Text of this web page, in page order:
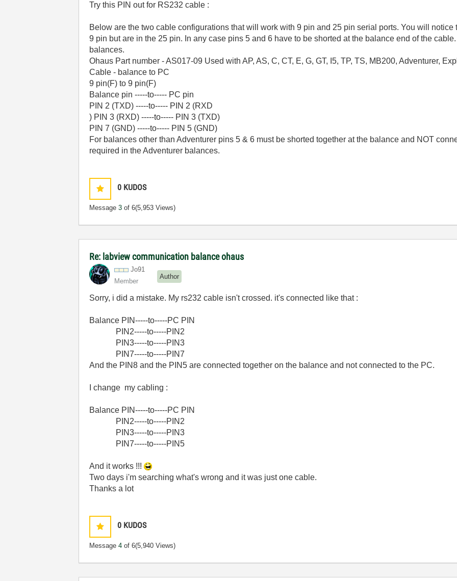
Try this PIN out for RS232 cable :
Below are the two cable configurations that will work with 9 pin and 25 pin serial ports. You will
9 pin but are in the 25 pin. In any case pins 5 and 6 have to be shorted at the balance end of the
balances.
Ohaus Part number - AS017-09 Used with AP, AS, C, CT, E, G, GT, I5, TP, TS, MB200, Adventurer,
Cable - balance to PC
9 pin(F) to 9 pin(F)
Balance pin -----to----- PC pin
PIN 2 (TXD) -----to----- PIN 2 (RXD
) PIN 3 (RXD) -----to----- PIN 3 (TXD)
PIN 7 (GND) -----to----- PIN 5 (GND)
For balances other than Adventurer pins 5 & 6 must be shorted together at the balance and NOT
required in the Adventurer balances.
0 KUDOS
Message3 of 6(5,953 Views)
Re: labview communication balance ohaus
Jo91
Member
Author
Sorry, i did a mistake. My rs232 cable isn't crossed. it's connected like that :
Balance PIN-----to-----PC PIN
PIN2-----to-----PIN2
PIN3-----to-----PIN3
PIN7-----to-----PIN7
And the PIN8 and the PIN5 are connected together on the balance and not connected to the PC.
I change my cabling :
Balance PIN-----to-----PC PIN
PIN2-----to-----PIN2
PIN3-----to-----PIN3
PIN7-----to-----PIN5
And it works !!!
Two days i'm searching what's wrong and it was just one cable.
Thanks a lot
0 KUDOS
Message4 of 6(5,940 Views)